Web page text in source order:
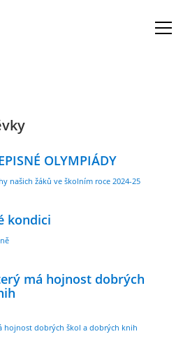
OLYMPIÁDY
našich žáků ve školním roce 2024-25
kondici
má hojnost dobrých
hojnost dobrých škol a dobrých knih